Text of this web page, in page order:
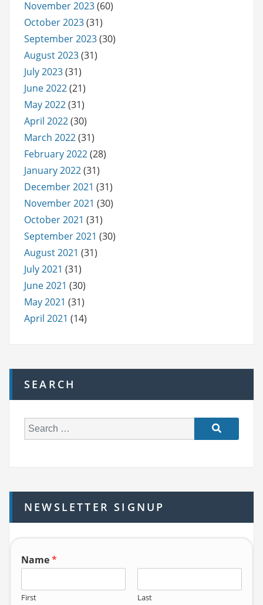
November 2023(60)
October 2023(31)
September 2023(30)
August 2023(31)
July 2023(31)
June 2022(21)
May 2022(31)
April 2022(30)
March 2022(31)
February 2022(28)
January 2022(31)
December 2021 (31)
November 2021 (30)
October 2021 (31)
September 2021 (30)
August 2021 (31)
July 2021 (31)
June 2021 (30)
May 2021 (31)
April 2021 (14)
SEARCH
e
h
f
o
NEWSLETTER SIGNUP
Name*
First Last